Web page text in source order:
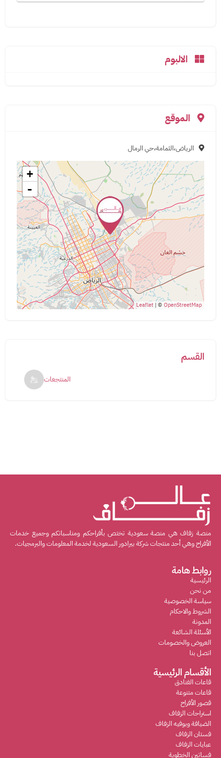
الالبوم
الموقع
الرياض،الثمامة،حي الرمال
+
-
Leaflet | ©OpenStreetMap
القسم
المنتجعات
منصة زفاف هي منصة سعودية تختص بأفراحكم ومناسباتكم وجميع خدمات
الأفراح وهي أحد منتجات شركة بيرادور السعودية لخدمة المعلومات والبرمجيات.
روابط هامة
الرئيسية
من نحن
سياسة الخصوصية
الشروط والاحكام
المدونة
الأسئلة الشائعة
العروض والخصومات
اتصل بنا
الأقسام الرئيسية
قاعات الفنادق
قاعات متنوعة
قصور الأفراح
استراحات الزفاف
الضيافة وبوفيه الزفاف
فستان الزفاف
عبايات الزفاف
فساتين الخطوبة